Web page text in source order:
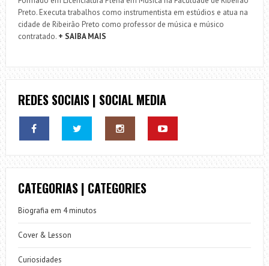
Preto. Executa trabalhos como instrumentista em estúdios e atua na
cidade de Ribeirão Preto como professor de música e músico
contratado. + SAIBA MAIS
REDES SOCIAIS | SOCIAL MEDIA
CATEGORIAS | CATEGORIES
Biografia em 4 minutos
Cover & Lesson
Curiosidades